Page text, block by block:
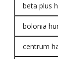
beta plus
bolonia
centrum